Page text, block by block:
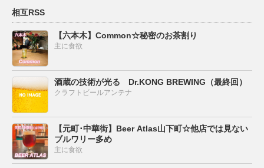
相互RSS
【六本木】Common☆秘密のお茶割り
主に食欲
酒蔵の技術が光る Dr.KONG BREWING（最終回）
クラフトビールアンテナ
【元町･中華街】Beer Atlas山下町☆他店では見ない
ブルワリー多め
主に食欲